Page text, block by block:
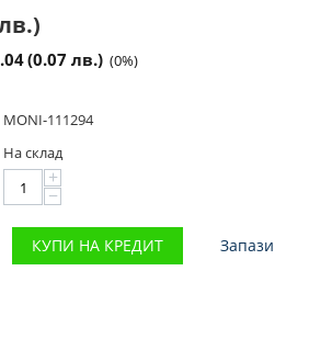
(0.07 лв.) (0%)
MONI-111294
На склад
+
−
КУПИ НА КРЕДИТ Запази